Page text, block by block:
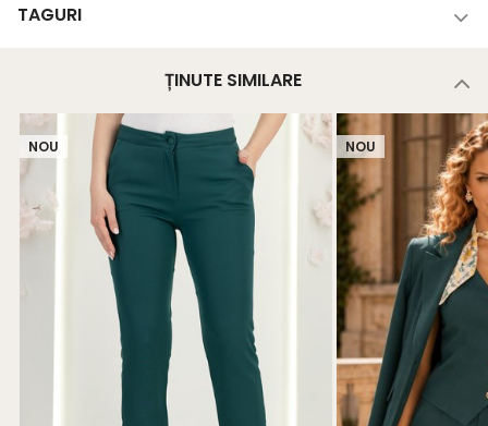
TAGURI
ȚINUTE SIMILARE
NOU NOU